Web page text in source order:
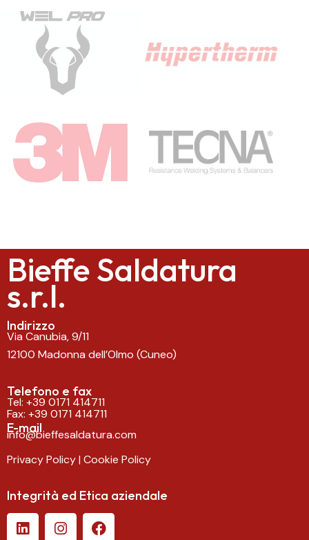
Bieffe Saldatura
s.r.l.
Indirizzo
Via Canubia, 9/11
12100 Madonna dell’Olmo (Cuneo)
Telefono e fax
Tel: +39 0171 414711
Fax: +39 0171 414711
E-mail
info@bieffesaldatura.com
Privacy Policy| Cookie Policy
Integrità ed Etica aziendale